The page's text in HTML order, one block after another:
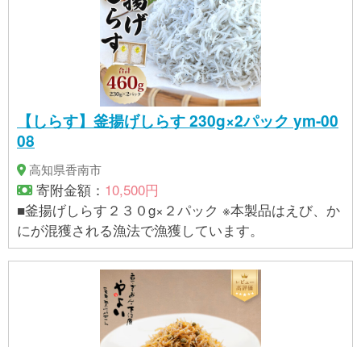
【しらす】釜揚げしらす 230g×2パック ym-00
08
高知県香南市
寄附金額： 10,500円
■釜揚げしらす２３０g×２パック ※本製品はえび、か
にが混獲される漁法で漁獲しています。